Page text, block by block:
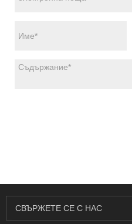
СВЪРЖЕТЕ СЕ С НАС